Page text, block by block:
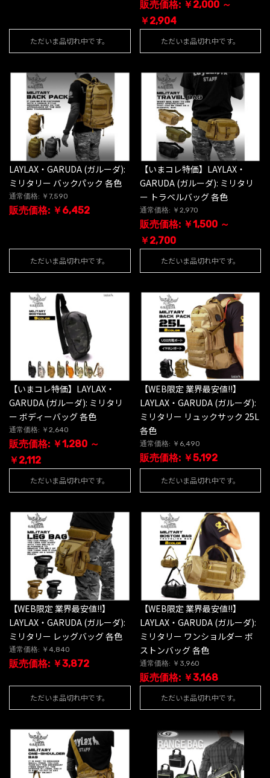
ただいま品切れ中です。
販売価格: ￥2,000 ～
￥2,904
ただいま品切れ中です。
LAYLAX・GARUDA (ガルーダ):
ミリタリー バックパック 各色
通常価格: ￥7,590
販売価格: ￥6,452
ただいま品切れ中です。
【いまコレ特価】LAYLAX・
GARUDA (ガルーダ): ミリタリ
ー トラベルバッグ 各色
通常価格: ￥2,970
販売価格: ￥1,500 ～
￥2,700
ただいま品切れ中です。
【いまコレ特価】LAYLAX・
GARUDA (ガルーダ): ミリタリ
ー ボディーバッグ 各色
通常価格: ￥2,640
販売価格: ￥1,280 ～
￥2,112
ただいま品切れ中です。
【WEB限定 業界最安値!!】
LAYLAX・GARUDA (ガルーダ):
ミリタリー リュックサック 25L
各色
通常価格: ￥6,490
販売価格: ￥5,192
ただいま品切れ中です。
【WEB限定 業界最安値!!】
LAYLAX・GARUDA (ガルーダ):
ミリタリー レッグバッグ 各色
通常価格: ￥4,840
販売価格: ￥3,872
ただいま品切れ中です。
【WEB限定 業界最安値!!】
LAYLAX・GARUDA (ガルーダ):
ミリタリー ワンショルダー ボ
ストンバッグ 各色
通常価格: ￥3,960
販売価格: ￥3,168
ただいま品切れ中です。